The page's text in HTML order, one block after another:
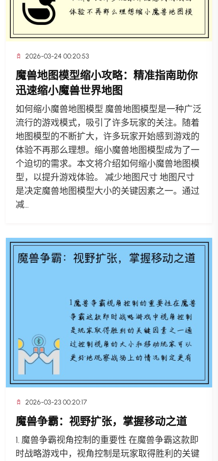
2026-03-24 00:20:53
魔兽地图模型缩小攻略：精准指南助你
迅速缩小魔兽世界地图
如何缩小魔兽地图模型 魔兽地图模型是一种广泛
流行的游戏模式，吸引了许多玩家的关注。随着
地图模型的不断扩大，许多玩家开始感到游戏的
体验不再那么理想。缩小魔兽地图模型成为了一
个迫切的需求。本文将介绍如何缩小魔兽地图模
型，以提升游戏体验。 减少地图尺寸 地图尺寸
是决定魔兽地图模型大小的关键因素之一。通过
减...
2026-03-23 00:20:17
魔兽争霸：视野扩张，掌握移动之道
1. 魔兽争霸视角控制的重要性 在魔兽争霸这款即
时战略游戏中，视角控制是玩家取得胜利的关键